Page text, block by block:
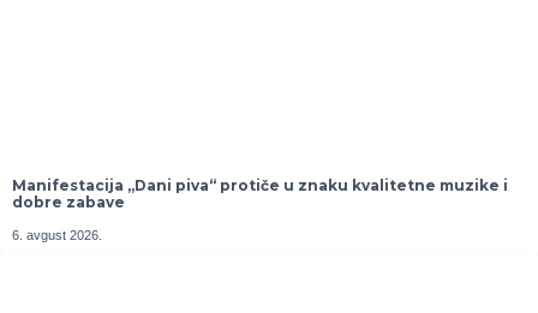
Manifestacija „Dani piva“ protiče u znaku kvalitetne muzike i
dobre zabave
6. avgust 2026.